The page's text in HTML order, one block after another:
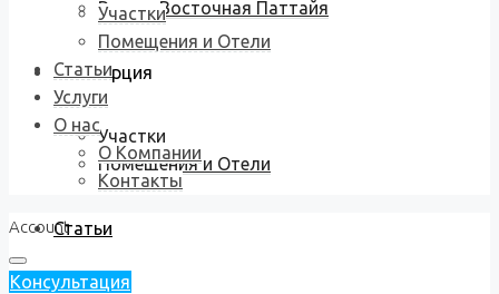
Виллы Восточная Паттайя
Коммерция
Участки
Помещения и Отели
Статьи
Участки
Помещения и Отели
Статьи
Услуги
О нас
О Компании
Контакты
Account
Консультация